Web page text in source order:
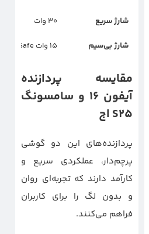
شارژ سریع ۳۰ وات
شارژ بی‌سیم ۱۵ وات MagSafe
مقایسه پردازنده
آیفون ۱۶ و سامسونگ
S25 اج
پردازنده‌های این دو گوشی
پرچم‌دار، عملکردی سریع و
کارآمد دارند که تجربه‌ای روان
و بدون لگ را برای کاربران
فراهم می‌کنند.